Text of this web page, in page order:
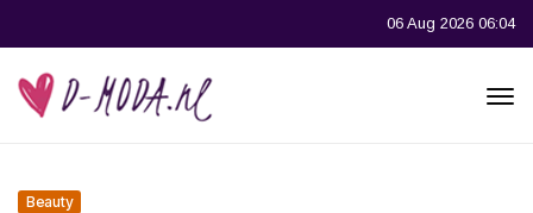
06 Aug 2026 06:04
Beauty